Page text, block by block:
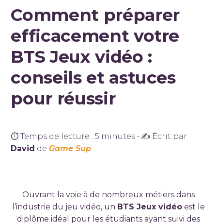
Comment préparer
efficacement votre
BTS Jeux vidéo :
conseils et astuces
pour réussir
⏱ Temps de lecture : 5 minutes • ✍ Écrit par
David deGame Sup
Ouvrant la voie à de nombreux métiers dans
l’industrie du jeu vidéo, un BTS Jeux vidéo est le
diplôme idéal pour les étudiants ayant suivi des